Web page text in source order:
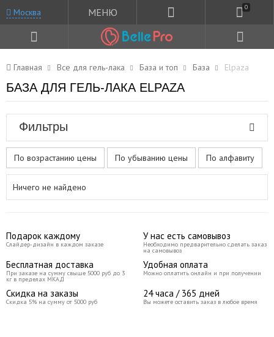
Москва МЕНЮ 0
Главная Все для гель-лака База и топ База Elpaza
БАЗА ДЛЯ ГЕЛЬ-ЛАКА ELPAZA
Фильтры
По возрастанию цены По убыванию цены По алфавиту
Ничего не найдено
Подарок каждому
Слайдер-дизайн в каждом заказе
У нас есть самовывоз
Необходимо предварительно сделать заказ
на самовывоз
Бесплатная доставка
При заказе на сумму свыше 5000 руб до 3
кг в пределах МКАД
Удобная оплата
Можно оплатить онлайн и при получении
Скидка на заказы
Скидка 5% на сумму от 5000 руб
24 часа / 365 дней
Вы можете оставить заказ в любое время